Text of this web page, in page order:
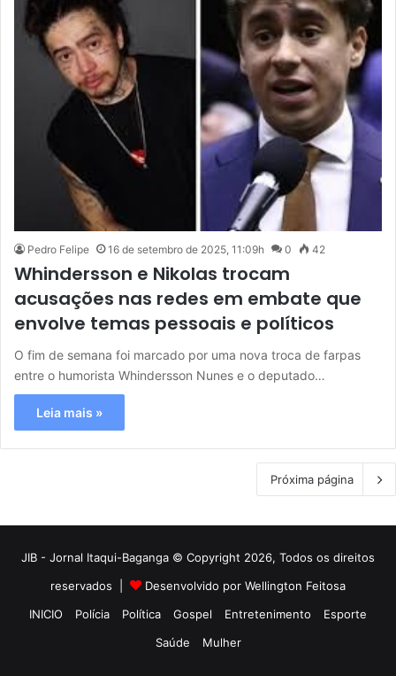
Pedro Felipe 16 de setembro de 2025, 11:09h 0 42
Whindersson e Nikolas trocam
acusações nas redes em embate que
envolve temas pessoais e políticos
O fim de semana foi marcado por uma nova troca de farpas
entre o humorista Whindersson Nunes e o deputado…
Leia mais »
Próxima página
JIB - Jornal Itaqui-Baganga © Copyright 2026, Todos os direitos
reservados |
Desenvolvido por Wellington Feitosa
INICIO
Polícia Política Gospel Entretenimento
Esporte
Saúde
Mulher